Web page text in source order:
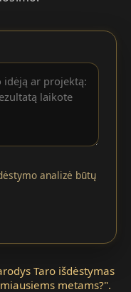
analizė būtų
Taro išdėstymas
metams?".